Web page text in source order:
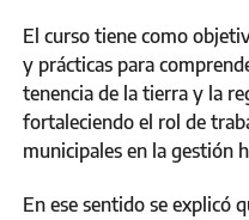
El curso tiene como
y prácticas para
tenencia de la tierra y la
fortaleciendo el rol de
municipales en la gestión
En ese sentido se explicó